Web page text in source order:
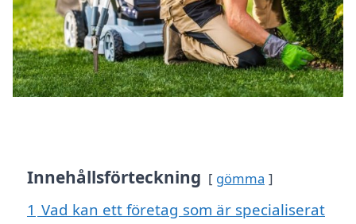
Innehållsförteckning gömma
1 Vad kan ett företag som är specialiserat